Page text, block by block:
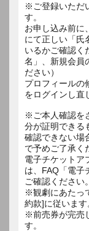
※ご登録いただ
す。
お申し込み前に
にて正しい「氏
いるかご確認く
名」、新規会員
ださい）
プロフィールの
をログインし
※ご本人確認を
分が証明できる
確認できない場
で予めご了承く
電子チケットア
は、FAQ「電子
ご確認ください。
※観劇にあたっ
約款]に従います
※前売券が完売
す。